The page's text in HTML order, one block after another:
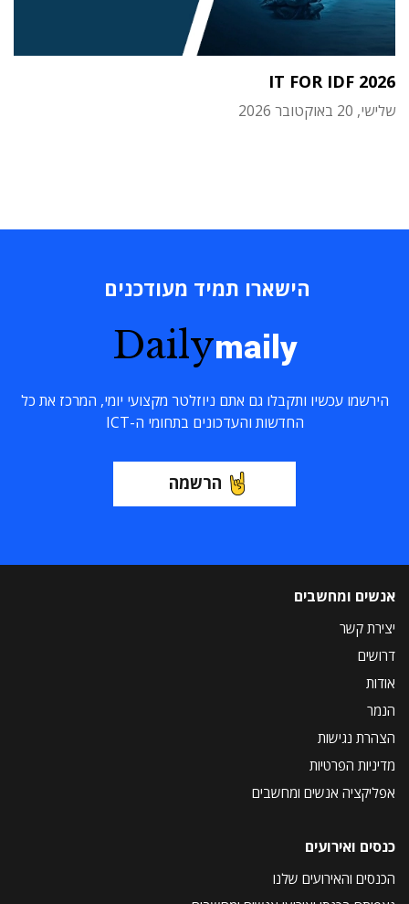
IT FOR IDF 2026
שלישי, 20 באוקטובר 2026
הישארו תמיד מעודכנים
Dailymaily
הירשמו עכשיו ותקבלו גם אתם ניוזלטר מקצועי יומי, המרכז את כל
החדשות והעדכונים בתחומי ה-ICT
הרשמה
אנשים ומחשבים
יצירת קשר
דרושים
אודות
הנמר
הצהרת נגישות
מדיניות הפרטיות
אפליקציה אנשים ומחשבים
כנסים ואירועים
הכנסים והאירועים שלנו